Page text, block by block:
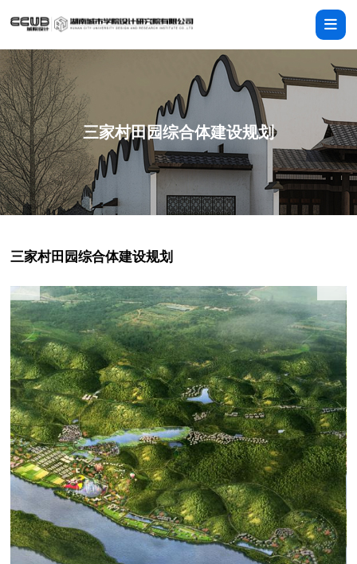
三家村田园综合体建设规划
三家村田园综合体建设规划